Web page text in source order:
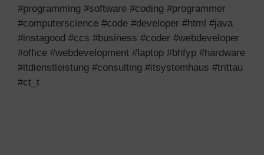
#programming #software #coding #programmer
#computerscience #code #developer #html #java
#instagood #ccs #business #coder #webdeveloper
#office #webdevelopment #laptop #bhfyp #hardware
#itdienstleistung #consulting #itsystemhaus #trittau
#ct_t